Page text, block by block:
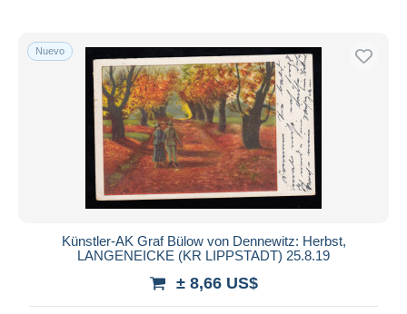
Nuevo
Künstler-AK Graf Bülow von Dennewitz: Herbst,
LANGENEICKE (KR LIPPSTADT) 25.8.19
± 8,66 US$